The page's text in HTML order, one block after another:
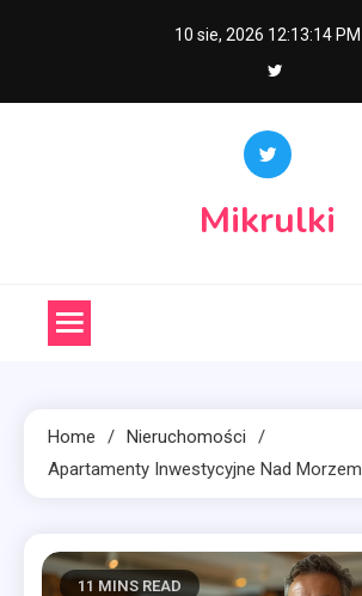
10 sie, 2026 12:13:15 PM
Mikrulki
Home
Nieruchomości
Apartamenty Inwestycyjne Nad Morzem
11 MINS READ